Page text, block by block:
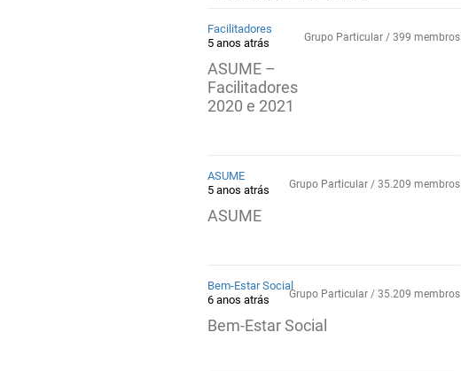
grupos
Facilitadores
5 anos atrás
ASUME –
Facilitadores
2020 e 2021
Grupo Particular / 399 membros
ASUME
5 anos atrás
ASUME
Grupo Particular / 35.209 membros
Bem-Estar Social
6 anos atrás
Bem-Estar Social
Grupo Particular / 35.209 membros